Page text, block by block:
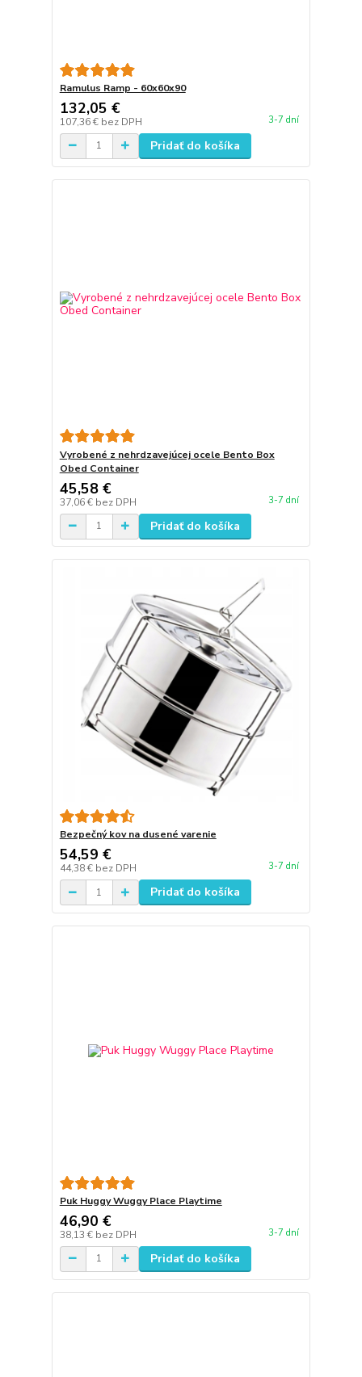
Ramulus Ramp - 60x60x90
132,05 €
107,36 € bez DPH 3-7 dní
Pridať do košíka
Vyrobené z nehrdzavejúcej ocele Bento Box
Obed Container
45,58 €
37,06 € bez DPH 3-7 dní
Pridať do košíka
Bezpečný kov na dusené varenie
54,59 €
44,38 € bez DPH 3-7 dní
Pridať do košíka
Puk Huggy Wuggy Place Playtime
46,90 €
38,13 € bez DPH 3-7 dní
Pridať do košíka